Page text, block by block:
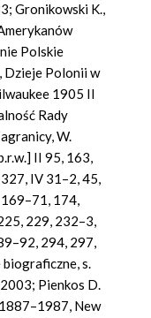
Gronikowski K.,
Polskie
Dzieje Polonii w
1905 II
Rady
W.
II 95, 163,
IV 31–2, 45,
174,
229, 232–3,
294, 297,
biograficzne, s.
Pienkos D.
New